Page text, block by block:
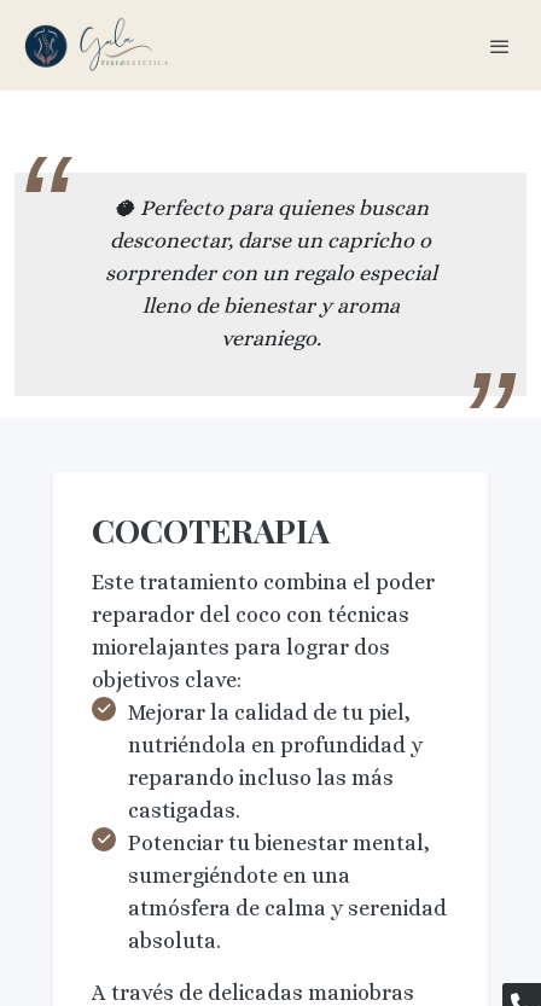
🥥 Perfecto para quienes buscan
desconectar, darse un capricho o
sorprender con un regalo especial
lleno de bienestar y aroma
veraniego.
COCOTERAPIA
Este tratamiento combina el poder
reparador del coco con técnicas
miorelajantes para lograr dos
objetivos clave:
Mejorar la calidad de tu piel,
nutriéndola en profundidad y
reparando incluso las más
castigadas.
Potenciar tu bienestar mental,
sumergiéndote en una
atmósfera de calma y serenidad
absoluta.
A través de delicadas maniobras